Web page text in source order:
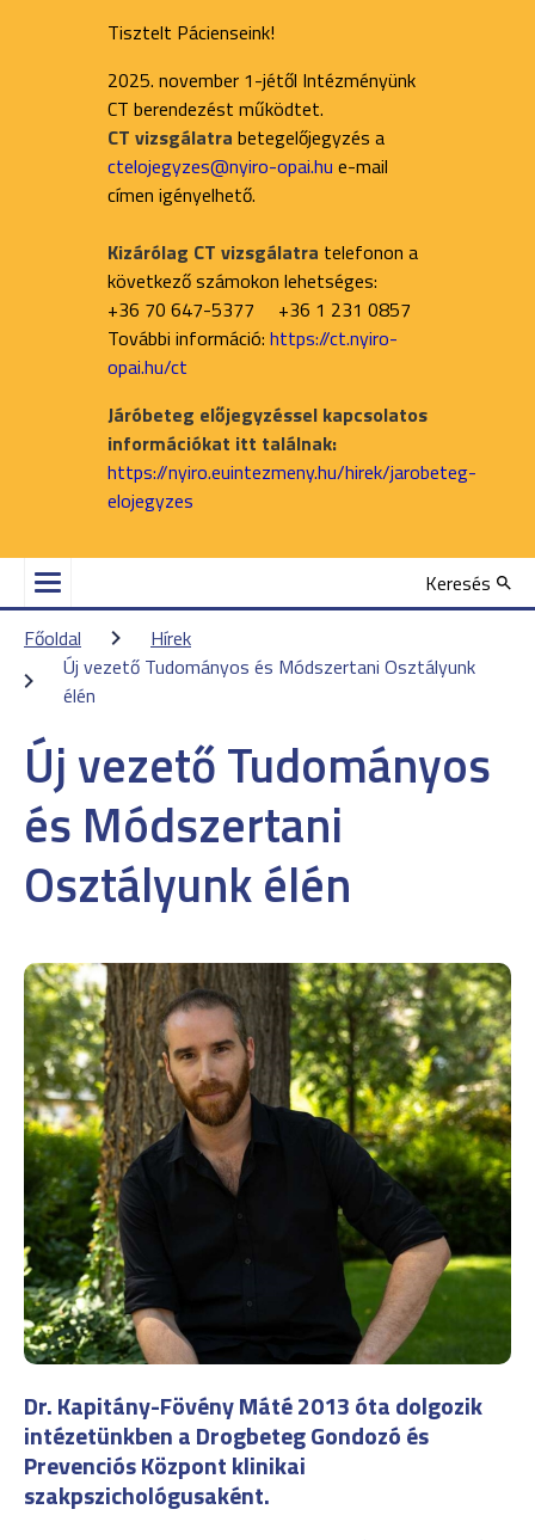
Tisztelt Pácienseink!
2025. november 1-jétől Intézményünk
CT berendezést működtet.
CT vizsgálatra betegelőjegyzés a
ctelojegyzes@nyiro-opai.hu e-mail
címen igényelhető.
Kizárólag CT vizsgálatra telefonon a
következő számokon lehetséges:
+36 70 647-5377 +36 1 231 0857
További információ: https://ct.nyiro-
opai.hu/ct
Járóbeteg előjegyzéssel kapcsolatos
információkat itt találnak:
https://nyiro.euintezmeny.hu/hirek/jarobeteg-
elojegyzes
Keresés
Főoldal
Hírek
Új vezető Tudományos és Módszertani Osztályunk
élén
Új vezető Tudományos
és Módszertani
Osztályunk élén
Dr. Kapitány-Fövény Máté 2013 óta dolgozik
intézetünkben a Drogbeteg Gondozó és
Prevenciós Központ klinikai
szakpszichológusaként.